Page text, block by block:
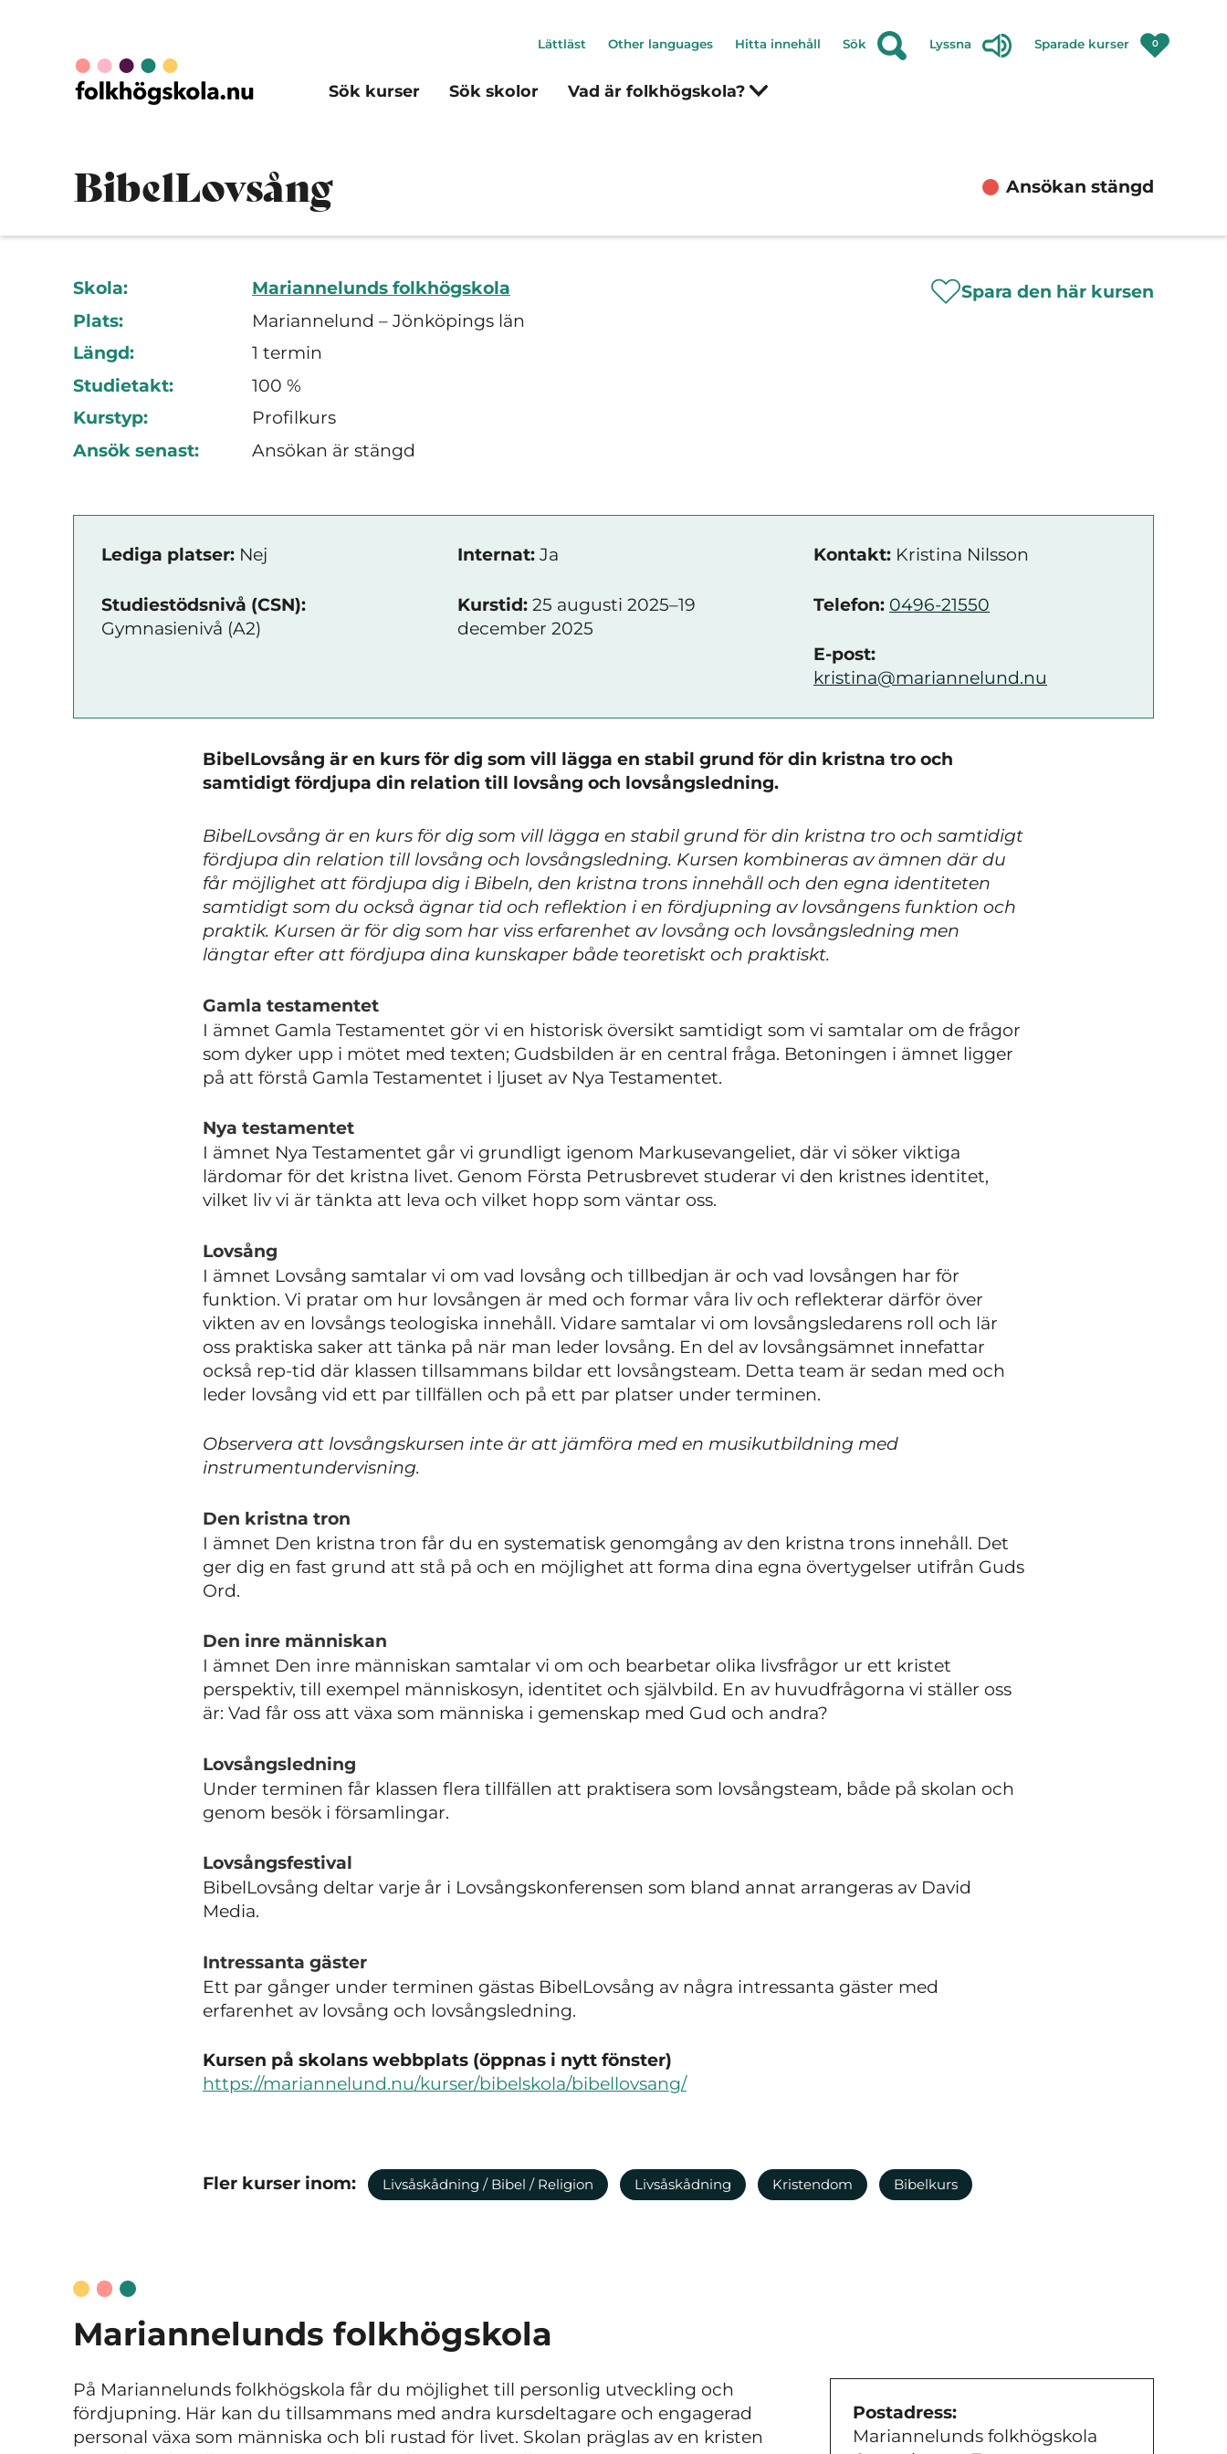
Sök kurser Sök skolor Vad är folkhögskola?
Lättläst Other languages Hitta innehåll Sök Lyssna Sparade kurser 0
BibelLovsång Ansökan stängd
Skola:
Mariannelunds folkhögskola
Plats:
Mariannelund – Jönköpings län
Längd:
1 termin
Studietakt:
100 %
Kurstyp:
Profilkurs
Ansök senast:
Ansökan är stängd
Spara den här kursen
Lediga platser: Nej
Studiestödsnivå (CSN):
Gymnasienivå (A2)
Internat: Ja
Kurstid: 25 augusti 2025–19
december 2025
Kontakt: Kristina Nilsson
Telefon: 0496-21550
E-post:
kristina@mariannelund.nu
BibelLovsång är en kurs för dig som vill lägga en stabil grund för din kristna tro och
samtidigt fördjupa din relation till lovsång och lovsångsledning.
BibelLovsång är en kurs för dig som vill lägga en stabil grund för din kristna tro och samtidigt
fördjupa din relation till lovsång och lovsångsledning. Kursen kombineras av ämnen där du
får möjlighet att fördjupa dig i Bibeln, den kristna trons innehåll och den egna identiteten
samtidigt som du också ägnar tid och reflektion i en fördjupning av lovsångens funktion och
praktik. Kursen är för dig som har viss erfarenhet av lovsång och lovsångsledning men
längtar efter att fördjupa dina kunskaper både teoretiskt och praktiskt.
Gamla testamentet
I ämnet Gamla Testamentet gör vi en historisk översikt samtidigt som vi samtalar om de frågor
som dyker upp i mötet med texten; Gudsbilden är en central fråga. Betoningen i ämnet ligger
på att förstå Gamla Testamentet i ljuset av Nya Testamentet.
Nya testamentet
I ämnet Nya Testamentet går vi grundligt igenom Markusevangeliet, där vi söker viktiga
lärdomar för det kristna livet. Genom Första Petrusbrevet studerar vi den kristnes identitet,
vilket liv vi är tänkta att leva och vilket hopp som väntar oss.
Lovsång
I ämnet Lovsång samtalar vi om vad lovsång och tillbedjan är och vad lovsången har för
funktion. Vi pratar om hur lovsången är med och formar våra liv och reflekterar därför över
vikten av en lovsångs teologiska innehåll. Vidare samtalar vi om lovsångsledarens roll och lär
oss praktiska saker att tänka på när man leder lovsång. En del av lovsångsämnet innefattar
också rep-tid där klassen tillsammans bildar ett lovsångsteam. Detta team är sedan med och
leder lovsång vid ett par tillfällen och på ett par platser under terminen.
Observera att lovsångskursen inte är att jämföra med en musikutbildning med
instrumentundervisning.
Den kristna tron
I ämnet Den kristna tron får du en systematisk genomgång av den kristna trons innehåll. Det
ger dig en fast grund att stå på och en möjlighet att forma dina egna övertygelser utifrån Guds
Ord.
Den inre människan
I ämnet Den inre människan samtalar vi om och bearbetar olika livsfrågor ur ett kristet
perspektiv, till exempel människosyn, identitet och självbild. En av huvudfrågorna vi ställer oss
är: Vad får oss att växa som människa i gemenskap med Gud och andra?
Lovsångsledning
Under terminen får klassen flera tillfällen att praktisera som lovsångsteam, både på skolan och
genom besök i församlingar.
Lovsångsfestival
BibelLovsång deltar varje år i Lovsångskonferensen som bland annat arrangeras av David
Media.
Intressanta gäster
Ett par gånger under terminen gästas BibelLovsång av några intressanta gäster med
erfarenhet av lovsång och lovsångsledning.
Kursen på skolans webbplats (öppnas i nytt fönster)
https://mariannelund.nu/kurser/bibelskola/bibellovsang/
Fler kurser inom: Livsåskådning / Bibel / Religion Livsåskådning Kristendom Bibelkurs
Mariannelunds folkhögskola
På Mariannelunds folkhögskola får du möjlighet till personlig utveckling och
fördjupning. Här kan du tillsammans med andra kursdeltagare och engagerad
personal växa som människa och bli rustad för livet. Skolan präglas av en kristen
Postadress:
Mariannelunds folkhögskola